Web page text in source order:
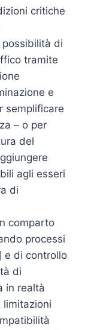
critiche
di
tramite
e
semplificare
– o per
del
agli esseri
di
comparto
processi
e di controllo
di
in realtà
limitazioni